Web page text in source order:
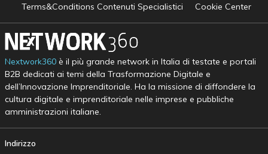
Terms&Conditions Contenuti Specialistici
Cookie Center
Nextwork360è il più grande network in Italia di testate e portali
B2B dedicati ai temi della Trasformazione Digitale e
dell’Innovazione Imprenditoriale. Ha la missione di diffondere la
cultura digitale e imprenditoriale nelle imprese e pubbliche
amministrazioni italiane.
Indirizzo